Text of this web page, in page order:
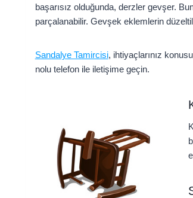
başarısız olduğunda, derzler gevşer.
parçalanabilir. Gevşek eklemlerin
Sandalye Tamircisi, ihtiyaçlarınız
nolu telefon ile iletişime geçin.